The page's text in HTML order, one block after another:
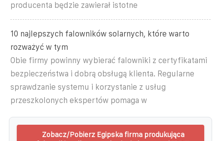
producenta będzie zawierał istotne
10 najlepszych falowników solarnych, które warto
rozważyć w tym
Obie firmy powinny wybierać falowniki z certyfikatami
bezpieczeństwa i dobrą obsługą klienta. Regularne
sprawdzanie systemu i korzystanie z usług
przeszkolonych ekspertów pomaga w
Zobacz/Pobierz Egipska firma produkująca